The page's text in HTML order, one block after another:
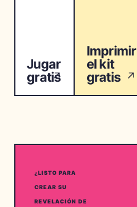
Jugar
gratis
↗
Imprimir
el kit
gratis ↗
¿LISTO PARA
CREAR SU
REVELACIÓN DE